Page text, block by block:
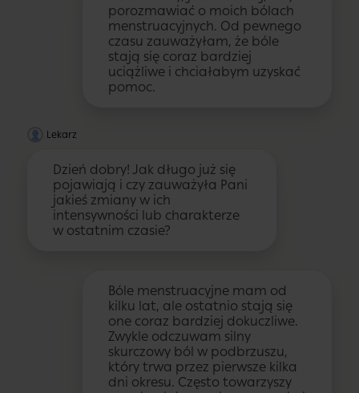
porozmawiać o moich bólach
menstruacyjnych. Od pewnego
czasu zauważyłam, że bóle
stają się coraz bardziej
uciążliwe i chciałabym uzyskać
pomoc.
Lekarz
Dzień dobry! Jak długo już się
pojawiają i czy zauważyła Pani
jakieś zmiany w ich
intensywności lub charakterze
w ostatnim czasie?
Bóle menstruacyjne mam od
kilku lat, ale ostatnio stają się
one coraz bardziej dokuczliwe.
Zwykle odczuwam silny
skurczowy ból w podbrzuszu,
który trwa przez pierwsze kilka
dni okresu. Często towarzyszy